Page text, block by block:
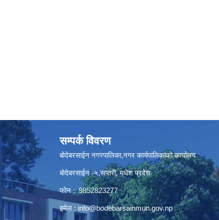
सम्पर्क विवरण
बोदेबरसाईन नगरपालिका,नगर कार्यपालिकाको कार्यालय
बोदेबरसाईन -५,सप्तरी, मधेश प्रदेश
फोन : 9852823277
इमेल : info@bodebarsainmun.gov.np